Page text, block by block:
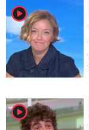
player2
player2